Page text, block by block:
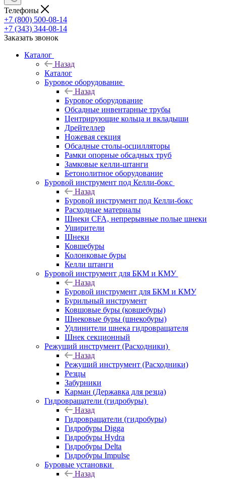
Телефоны
+7 (800) 500-08-14
+7 (343) 344-08-14
Заказать звонок
Каталог
Назад
Каталог
Буровое оборудование
Назад
Буровое оборудование
Обсадные инвентарные трубы
Центрирующие кольца и вкладыши
Дрейтеллер
Ножевая секция
Обсадные столы-осцилляторы
Рамки опорные обсадных труб
Замковые келли-штанги
Бетонолитное оборудование
Буровой инструмент под Келли-бокс
Назад
Буровой инструмент под Келли-бокс
Расходные материалы
Шнеки CFA, непрерывные полые шнеки
Уширители
Шнеки
Ковшебуры
Колонковые буры
Келли штанги
Буровой инструмент для БКМ и КМУ
Назад
Буровой инструмент для БКМ и КМУ
Бурильный инструмент
Ковшовые буры (ковшебуры)
Шнековые буры (шнекобуры)
Удлинители шнека гидровращателя
Шнек секционный
Режущий инструмент (Расходники)
Назад
Режущий инструмент (Расходники)
Резцы
Забурники
Карман (Державка для резца)
Гидровращатели (гидробуры)
Назад
Гидровращатели (гидробуры)
Гидробуры Digga
Гидробуры Hydra
Гидробуры Delta
Гидробуры Impulse
Буровые установки
Назад